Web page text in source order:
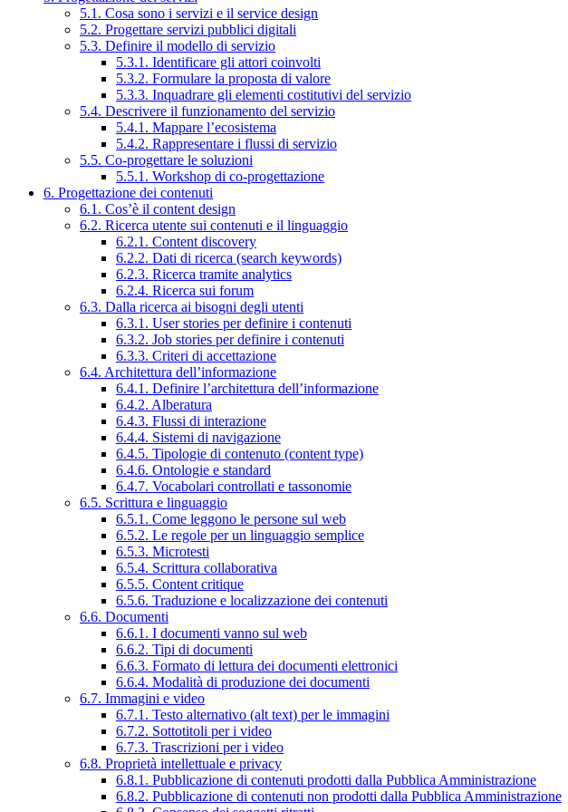
5.1. Cosa sono i servizi e il service design
5.2. Progettare servizi pubblici digitali
5.3. Definire il modello di servizio
5.3.1. Identificare gli attori coinvolti
5.3.2. Formulare la proposta di valore
5.3.3. Inquadrare gli elementi costitutivi del servizio
5.4. Descrivere il funzionamento del servizio
5.4.1. Mappare l’ecosistema
5.4.2. Rappresentare i flussi di servizio
5.5. Co-progettare le soluzioni
5.5.1. Workshop di co-progettazione
6. Progettazione dei contenuti
6.1. Cos’è il content design
6.2. Ricerca utente sui contenuti e il linguaggio
6.2.1. Content discovery
6.2.2. Dati di ricerca (search keywords)
6.2.3. Ricerca tramite analytics
6.2.4. Ricerca sui forum
6.3. Dalla ricerca ai bisogni degli utenti
6.3.1. User stories per definire i contenuti
6.3.2. Job stories per definire i contenuti
6.3.3. Criteri di accettazione
6.4. Architettura dell’informazione
6.4.1. Definire l’architettura dell’informazione
6.4.2. Alberatura
6.4.3. Flussi di interazione
6.4.4. Sistemi di navigazione
6.4.5. Tipologie di contenuto (content type)
6.4.6. Ontologie e standard
6.4.7. Vocabolari controllati e tassonomie
6.5. Scrittura e linguaggio
6.5.1. Come leggono le persone sul web
6.5.2. Le regole per un linguaggio semplice
6.5.3. Microtesti
6.5.4. Scrittura collaborativa
6.5.5. Content critique
6.5.6. Traduzione e localizzazione dei contenuti
6.6. Documenti
6.6.1. I documenti vanno sul web
6.6.2. Tipi di documenti
6.6.3. Formato di lettura dei documenti elettronici
6.6.4. Modalità di produzione dei documenti
6.7. Immagini e video
6.7.1. Testo alternativo (alt text) per le immagini
6.7.2. Sottotitoli per i video
6.7.3. Trascrizioni per i video
6.8. Proprietà intellettuale e privacy
6.8.1. Pubblicazione di contenuti prodotti dalla Pubblica Amministrazione
6.8.2. Pubblicazione di contenuti non prodotti dalla Pubblica Amministrazione